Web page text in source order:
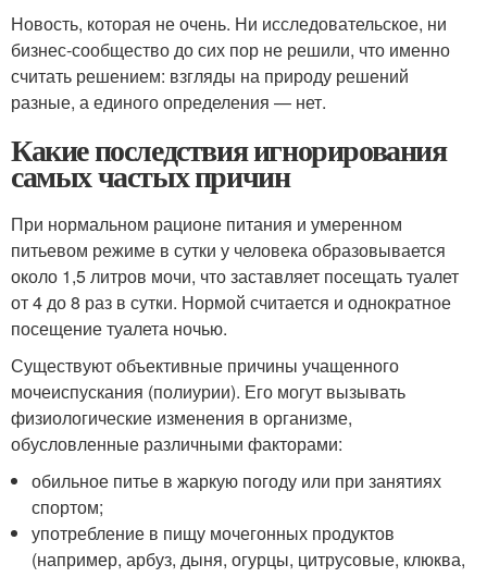
Новость, которая не очень. Ни исследовательское, ни
бизнес-сообщество до сих пор не решили, что именно
считать решением: взгляды на природу решений
разные, а единого определения — нет.
Какие последствия игнорирования
самых частых причин
При нормальном рационе питания и умеренном
питьевом режиме в сутки у человека образовывается
около 1,5 литров мочи, что заставляет посещать туалет
от 4 до 8 раз в сутки. Нормой считается и однократное
посещение туалета ночью.
Существуют объективные причины учащенного
мочеиспускания (полиурии). Его могут вызывать
физиологические изменения в организме,
обусловленные различными факторами:
обильное питье в жаркую погоду или при занятиях
спортом;
употребление в пищу мочегонных продуктов
(например, арбуз, дыня, огурцы, цитрусовые, клюква,